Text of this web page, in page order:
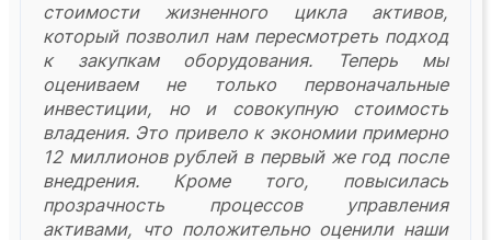
стоимости жизненного цикла активов,
который позволил нам пересмотреть подход
к закупкам оборудования. Теперь мы
оцениваем не только первоначальные
инвестиции, но и совокупную стоимость
владения. Это привело к экономии примерно
12 миллионов рублей в первый же год после
внедрения. Кроме того, повысилась
прозрачность процессов управления
активами, что положительно оценили наши